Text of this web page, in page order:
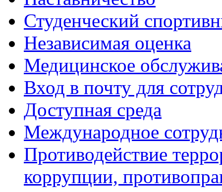
Студенческий
Независимая оценка
Медицинское
Вход в почту для
Доступная среда
Международное
Противодействие
коррупции,